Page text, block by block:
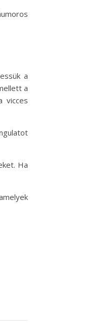
a
a
vicces
Ha